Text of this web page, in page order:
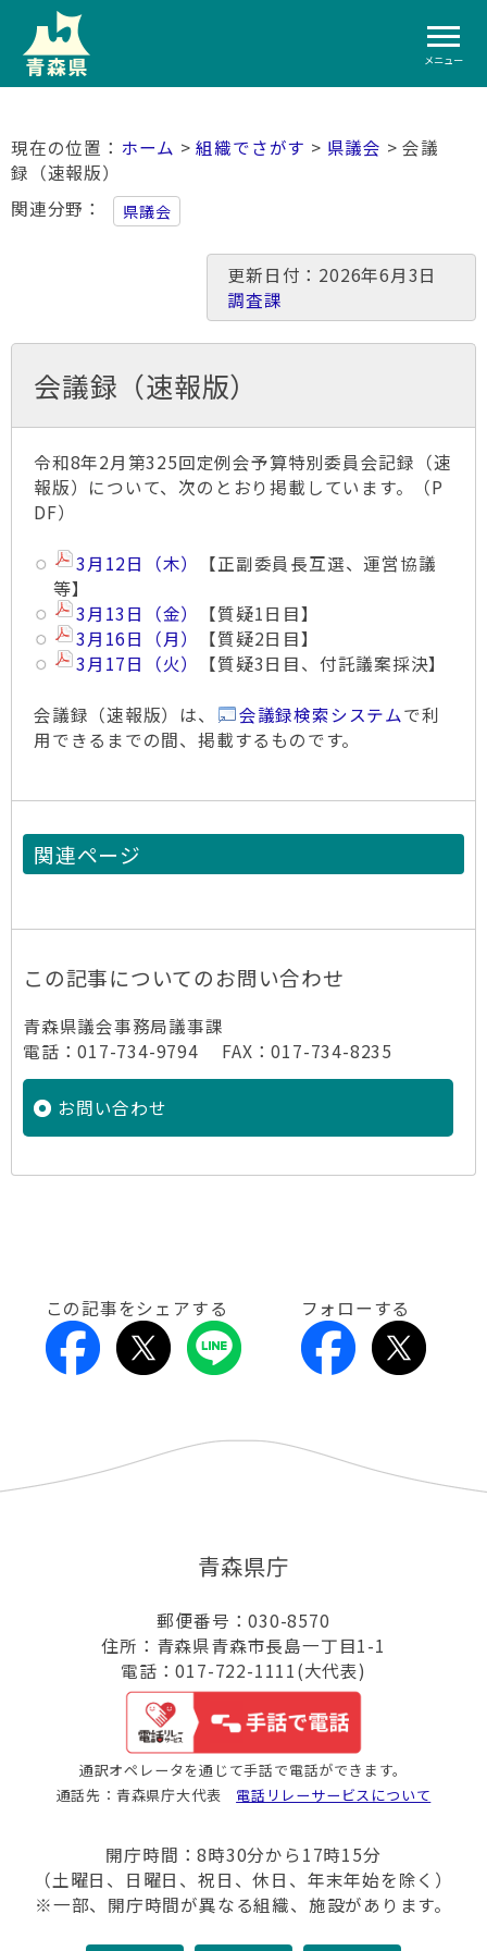
メニュー
ホーム >組織でさがす > 県議会 > 会議
録（速報版）
関連分野
県議会
更新日付：2026年6月3日
調査課
会議録（速報版）
令和8年2月第325回定例会予算特別委員会記録（速
報版）について、次のとおり掲載しています。（P
DF）
3月12日（木）
【正副委員長互選、運営協議
等】
3月13日（金）
【質疑1日目】
3月16日（月）
【質疑2日目】
3月17日（火）
【質疑3日目、付託議案採決】
会議録（速報版）は、 会議録検索システムで利
用できるまでの間、掲載するものです。
関連ページ
この記事についてのお問い合わせ
青森県議会事務局議事課
電話：017-734-9794 FAX：017-734-8235
お問い合わせ
この記事をシェアする フォローする
青森県庁
郵便番号：030-8570
住所：青森県青森市長島一丁目1-1
電話：017-722-1111(大代表)
通訳オペレータを通じて手話で電話ができます。
通話先：青森県庁大代表 電話リレーサービスについて
開庁時間：8時30分から17時15分
（土曜日、日曜日、祝日、休日、年末年始を除く）
※一部、開庁時間が異なる組織、施設があります。